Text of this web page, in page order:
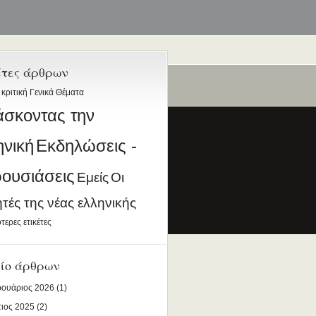
άρθρων
Γενικά Θέματα
την
Εκδηλώσεις -
Εμείς Οι
της νέας ελληνικής
ετικέτες
άρθρων
2026 (1)
2025 (2)
την Ελληνική Γλώσσα